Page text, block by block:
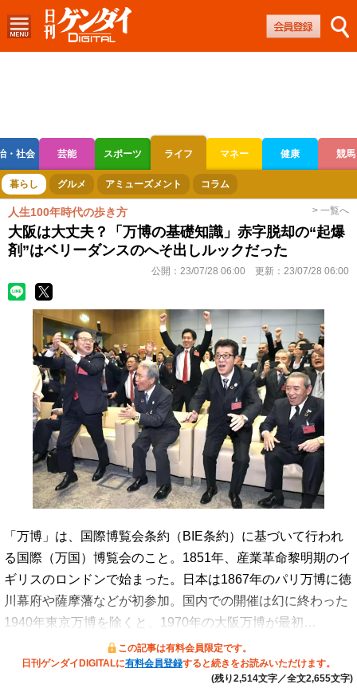
・社会 芸能 スポーツ ライフ マネー 健康 競馬
ボートレース 競輪 オートレース
暮らし グルメ アミューズメント コラム
人生100年時代の歩き方 > 一覧へ
大阪は大丈夫？「万博の基礎知識」赤字脱却の“起爆
剤”はベリーダンスのへそ出しルックだった
公開： 23/07/28 06:00 更新： 23/07/28 06:00
「万博」は、国際博覧会条約（BIE条約）に基づいて行われ
る国際（万国）博覧会のこと。1851年、産業革命黎明期のイ
ギリスのロンドンで始まった。日本は1867年のパリ万博に徳
川幕府や薩摩藩などが初参加。国内での開催は幻に終わった
1940年東京万博を除くと、1970年の大阪万博が最初…
この記事は有料会員限定です。
日刊ゲンダイDIGITALに有料会員登録すると続きをお読みいただけます。
(残り2,514文字／全文2,655文字)